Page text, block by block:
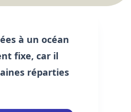
à un océan
fixe, car il
réparties